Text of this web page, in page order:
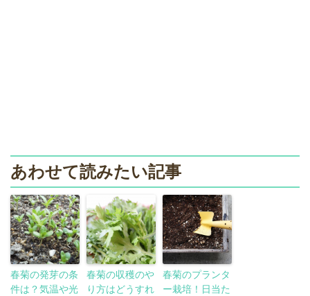
あわせて読みたい記事
春菊の発芽の条
件は？気温や光
春菊の収穫のや
り方はどうすれ
春菊のプランタ
ー栽培！日当た